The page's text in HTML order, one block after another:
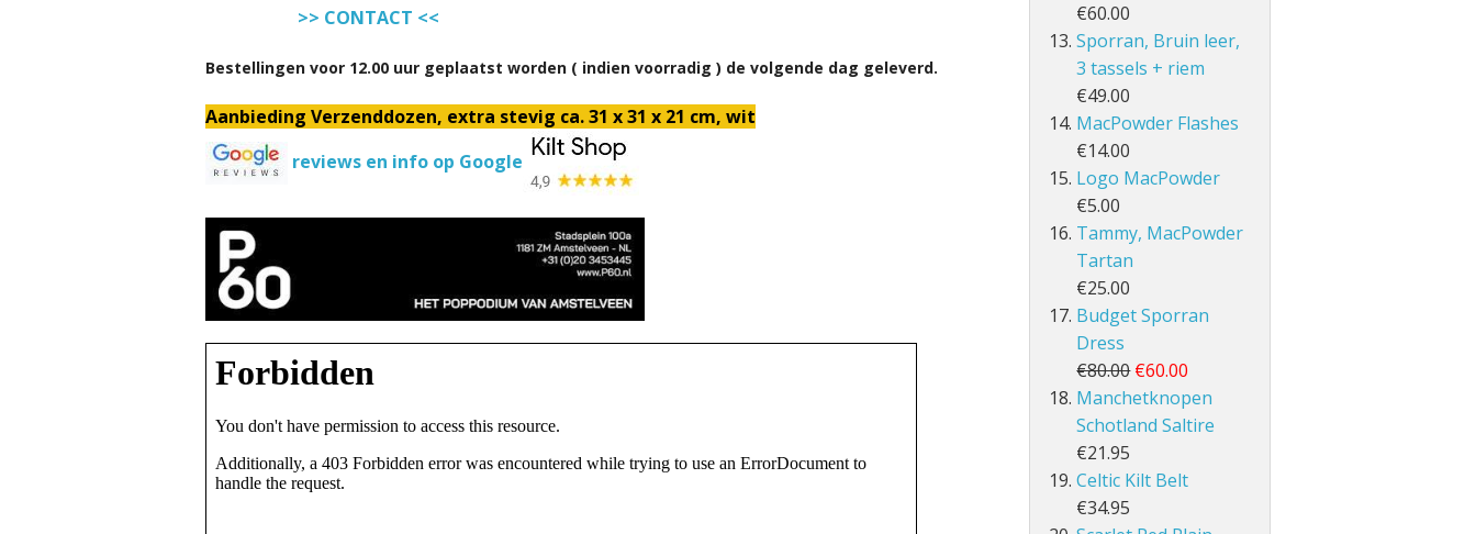
>> CONTACT <<
Bestellingen voor 12.00 uur geplaatst worden ( indien voorradig ) de volgende dag geleverd.
Aanbieding Verzenddozen, extra stevig ca. 31 x 31 x 21 cm, wit
reviews en info op Google
€60.00
Sporran, Bruin leer,
3 tassels + riem
€49.00
MacPowder Flashes
€14.00
Logo MacPowder
€5.00
Tammy, MacPowder
Tartan
€25.00
Budget Sporran
Dress
€80.00 €60.00
Manchetknopen
Schotland Saltire
€21.95
Celtic Kilt Belt
€34.95